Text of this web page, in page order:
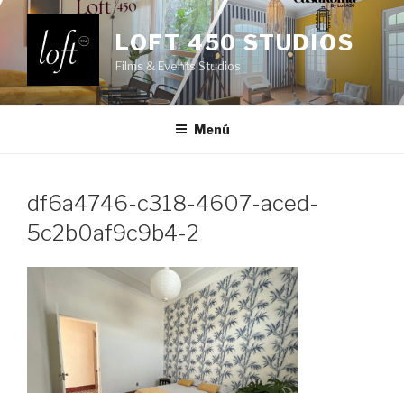
Saltar
contenido
LOFT 450 STUDIOS
Films & Events Studios
Menú
df6a4746-c318-4607-aced-
5c2b0af9c9b4-2